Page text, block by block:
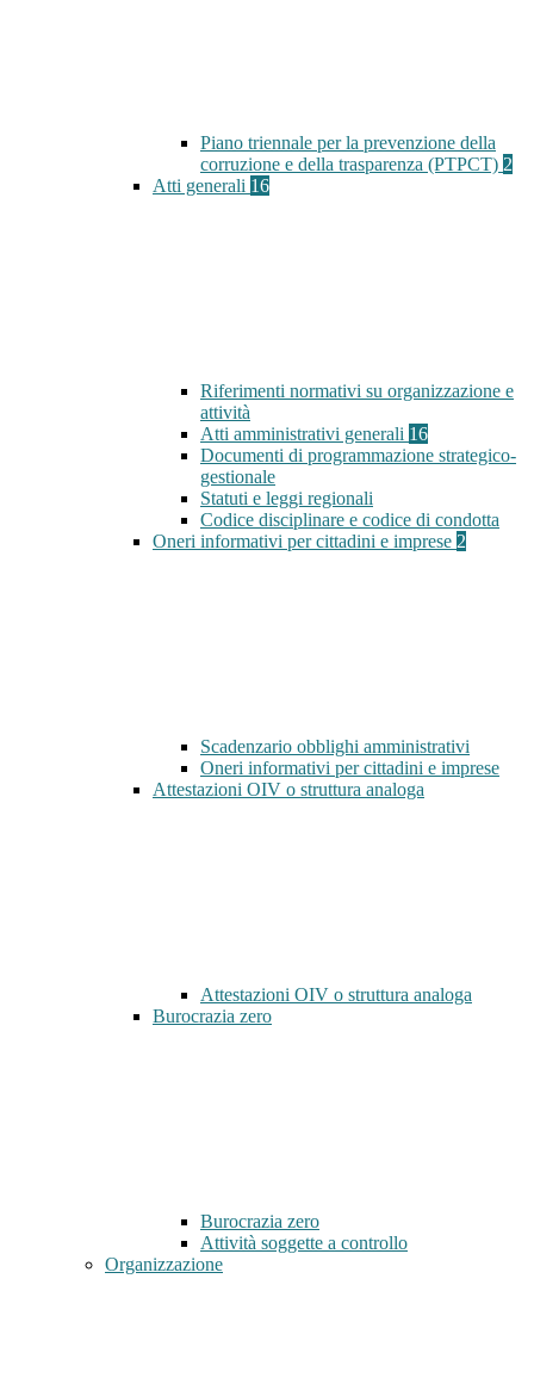
Piano triennale per la prevenzione della
corruzione e della trasparenza (PTPCT) 2
Atti generali 16
Riferimenti normativi su organizzazione e
attività
Atti amministrativi generali 16
Documenti di programmazione strategico-
gestionale
Statuti e leggi regionali
Codice disciplinare e codice di condotta
Oneri informativi per cittadini e imprese 2
Scadenzario obblighi amministrativi
Oneri informativi per cittadini e imprese
Attestazioni OIV o struttura analoga
Attestazioni OIV o struttura analoga
Burocrazia zero
Burocrazia zero
Attività soggette a controllo
Organizzazione